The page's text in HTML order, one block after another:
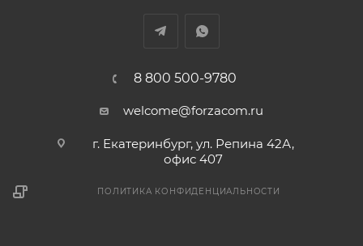
8 800 500-9780
welcome@forzacom.ru
г. Екатеринбург, ул. Репина 42А,
офис 407
ПОЛИТИКА КОНФИДЕНЦИАЛЬНОСТИ